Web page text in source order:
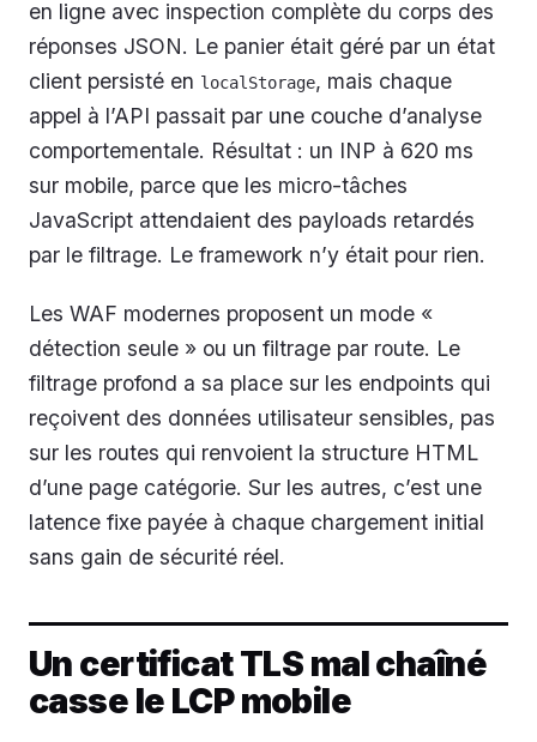
en ligne avec inspection complète du corps des
réponses JSON. Le panier était géré par un état
client persisté en localStorage, mais chaque
appel à l’API passait par une couche d’analyse
comportementale. Résultat : un INP à 620 ms
sur mobile, parce que les micro-tâches
JavaScript attendaient des payloads retardés
par le filtrage. Le framework n’y était pour rien.
Les WAF modernes proposent un mode «
détection seule » ou un filtrage par route. Le
filtrage profond a sa place sur les endpoints qui
reçoivent des données utilisateur sensibles, pas
sur les routes qui renvoient la structure HTML
d’une page catégorie. Sur les autres, c’est une
latence fixe payée à chaque chargement initial
sans gain de sécurité réel.
Un certificat TLS mal chaîné
casse le LCP mobile